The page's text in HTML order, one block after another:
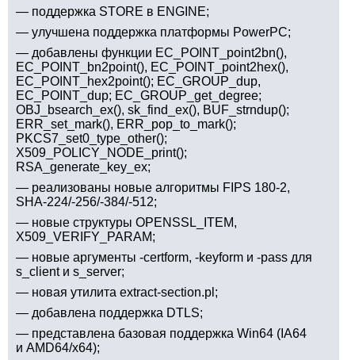
— поддержка STORE в ENGINE;
— улучшена поддержка платформы PowerPC;
— добавлены функции EC_POINT_point2bn(),
EC_POINT_bn2point(), EC_POINT_point2hex(),
EC_POINT_hex2point(); EC_GROUP_dup,
EC_POINT_dup; EC_GROUP_get_degree;
OBJ_bsearch_ex(), sk_find_ex(), BUF_strndup();
ERR_set_mark(), ERR_pop_to_mark();
PKCS7_set0_type_other();
X509_POLICY_NODE_print();
RSA_generate_key_ex;
— реализованы новые алгоритмы FIPS 180-2,
SHA-224/-256/-384/-512;
— новые структуры OPENSSL_ITEM,
X509_VERIFY_PARAM;
— новые аргументы -certform, -keyform и -pass для
s_client и s_server;
— новая утилита extract-section.pl;
— добавлена поддержка DTLS;
— представлена базовая поддержка Win64 (IA64
и AMD64/x64);